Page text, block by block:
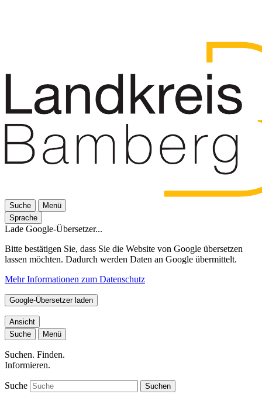
Suche
Menü
Sprache
Lade Google-Übersetzer...
Bitte bestätigen Sie, dass Sie die Website von Google übersetzen
lassen möchten. Dadurch werden Daten an Google übermittelt.
Mehr Informationen zum Datenschutz
Google-Übersetzer laden
Ansicht
Suche
Menü
Suchen. Finden.
Informieren.
Suche Suchen